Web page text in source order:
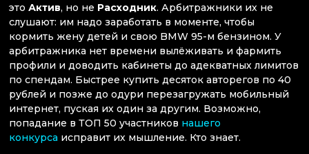
это Актив, но не Расходник. Арбитражники их не
слушают: им надо заработать в моменте, чтобы
кормить жену детей и свою BMW 95-м бензином. У
арбитражника нет времени вылёживать и фармить
профили и доводить кабинеты до адекватных лимитов
по спендам. Быстрее купить десяток авторегов по 40
рублей и позже до одури перезагружать мобильный
интернет, пуская их один за другим. Возможно,
попадание в ТОП 50 участников нашего
конкурса исправит их мышление. Кто знает.